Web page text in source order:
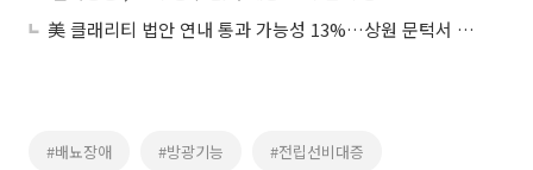
美 클래리티 법안 연내 통과 가능성 13%…상원 문턱서 제동
#배뇨장애 #방광기능 #전립선비대증